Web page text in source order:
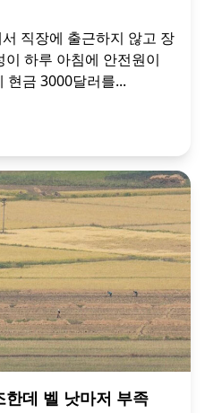
직장에 출근하지 않고 장
하루 아침에 안전원이
현금 3000달러를...
한데 벨 낫마저 부족